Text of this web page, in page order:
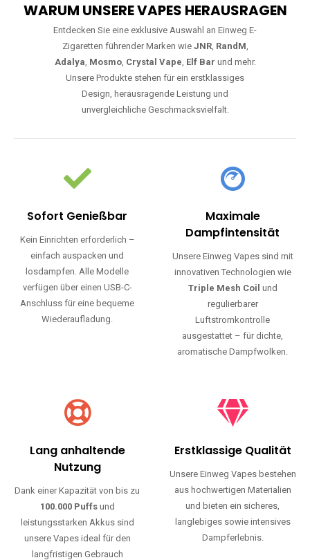
WARUM UNSERE VAPES HERAUSRAGEN
Entdecken Sie eine exklusive Auswahl an Einweg E-
Zigaretten führender Marken wie JNR, RandM,
Adalya, Mosmo, Crystal Vape, Elf Bar und mehr.
Unsere Produkte stehen für ein erstklassiges
Design, herausragende Leistung und
unvergleichliche Geschmacksvielfalt.
Sofort Genießbar
Kein Einrichten erforderlich –
einfach auspacken und
losdampfen. Alle Modelle
verfügen über einen USB-C-
Anschluss für eine bequeme
Wiederaufladung.
Maximale
Dampfintensität
Unsere Einweg Vapes sind mit
innovativen Technologien wie
Triple Mesh Coil und
regulierbarer
Luftstromkontrolle
ausgestattet – für dichte,
aromatische Dampfwolken.
Lang anhaltende
Nutzung
Dank einer Kapazität von bis zu
100.000 Puffsund
leistungsstarken Akkus sind
unsere Vapes ideal für den
langfristigen Gebrauch
Erstklassige Qualität
Unsere Einweg Vapes bestehen
aus hochwertigen Materialien
und bieten ein sicheres,
langlebiges sowie intensives
Dampferlebnis.